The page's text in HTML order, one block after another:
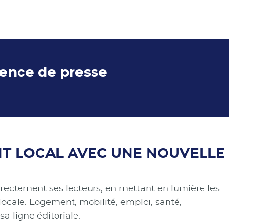
de presse
LOCAL AVEC UNE NOUVELLE
ses lecteurs, en mettant en lumière les
Logement, mobilité, emploi, santé,
ligne éditoriale.